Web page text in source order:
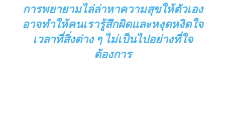
การพยายามไล่ล่าหาความสุขให้ตัวเอง
อาจทำให้คนเรารู้สึกผิดและหงุดหงิดใจ
เวลาที่สิ่งต่าง ๆ ไม่เป็นไปอย่างที่ใจ
ต้องการ